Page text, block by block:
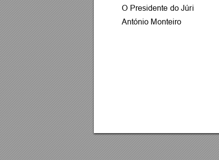
O Presidente do Júri
António Monteiro